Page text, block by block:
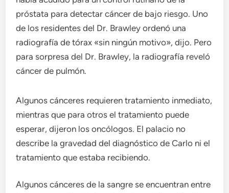
próstata para detectar cáncer de bajo riesgo. Uno
de los residentes del Dr. Brawley ordenó una
radiografía de tórax «sin ningún motivo», dijo. Pero
para sorpresa del Dr. Brawley, la radiografía reveló
cáncer de pulmón.
Algunos cánceres requieren tratamiento inmediato,
mientras que para otros el tratamiento puede
esperar, dijeron los oncólogos. El palacio no
describe la gravedad del diagnóstico de Carlo ni el
tratamiento que estaba recibiendo.
Algunos cánceres de la sangre se encuentran entre